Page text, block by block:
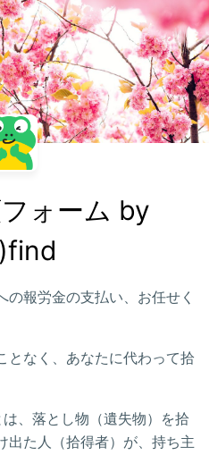
ォーム by
報労金の支払い、お任せく
となく、あなたに代わって拾
、落とし物（遺失物）を拾
出た人（拾得者）が、持ち主